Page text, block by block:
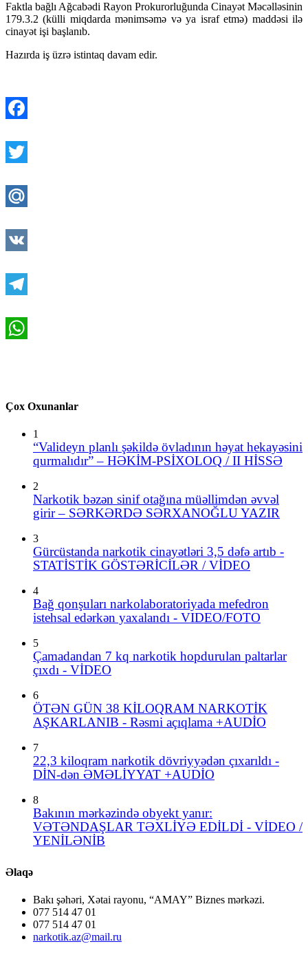
Faktla bağlı Ağcabədi Rayon Prokurorluğunda Cinayət Məcəlləsinin
179.3.2 (külli miqdarda mənimsəmə və ya israf etmə) maddəsi ilə
cinayət işi başlanıb.
Hazırda iş üzrə istintaq davam edir.
Çox Oxunanlar
1
“Valideyn planlı şəkildə övladının həyat hekayəsini
qurmalıdır” – HƏKİM-PSİXOLOQ / II HİSSƏ
2
Narkotik bəzən sinif otağına müəllimdən əvvəl
girir – SƏRKƏRDƏ SƏRXANOĞLU YAZIR
3
Gürcüstanda narkotik cinayətləri 3,5 dəfə artıb -
STATİSTİK GÖSTƏRİCİLƏR / VİDEO
4
Bağ qonşuları narkolaboratoriyada mefedron
istehsal edərkən yaxalandı - VIDEO/FOTO
5
Çamadandan 7 kq narkotik hopdurulan paltarlar
çıxdı - VİDEO
6
ÖTƏN GÜN 38 KİLOQRAM NARKOTİK
AŞKARLANIB - Rəsmi açıqlama +AUDİO
7
22,3 kiloqram narkotik dövriyyədən çıxarıldı -
DİN-dən ƏMƏLİYYAT +AUDİO
8
Bakının mərkəzində obyekt yanır:
VƏTƏNDAŞLAR TƏXLİYƏ EDİLDİ - VİDEO /
YENİLƏNİB
Əlaqə
Bakı şəhəri, Xətai rayonu, “AMAY” Biznes mərkəzi.
077 514 47 01
077 514 47 01
narkotik.az@mail.ru